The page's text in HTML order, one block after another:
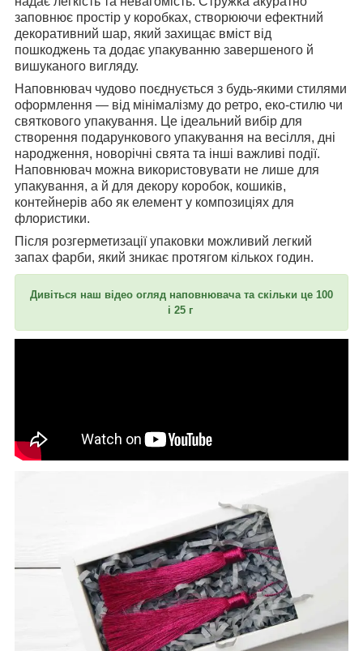
заповнює простір у коробках, створюючи ефектний
декоративний шар, який захищає вміст від
пошкоджень та додає упакуванню завершеного й
вишуканого вигляду.
Наповнювач чудово поєднується з будь-якими стилями
оформлення — від мінімалізму до ретро, еко-стилю чи
святкового упакування. Це ідеальний вибір для
створення подарункового упакування на весілля, дні
народження, новорічні свята та інші важливі події.
Наповнювач можна використовувати не лише для
упакування, а й для декору коробок, кошиків,
контейнерів або як елемент у композиціях для
флористики.
Після розгерметизації упаковки можливий легкий
запах фарби, який зникає протягом кількох годин.
Дивіться наш відео огляд наповнювача та скільки це 100
і 25 г